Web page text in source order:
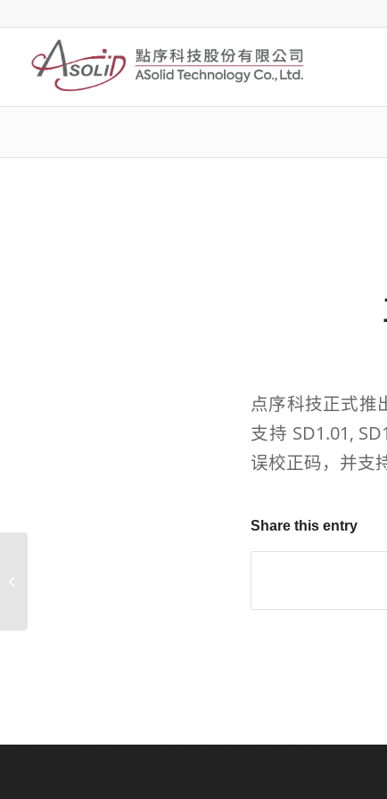
点序科技正式推
支持 SD1.01,
误校正码，并支
Share this entry